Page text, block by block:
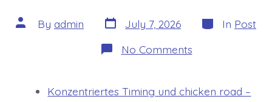
Post
author
By admin Post
date
July 7, 2026 Categories
In Post
No Commentson
Konzentriertes Timing und chicken road –